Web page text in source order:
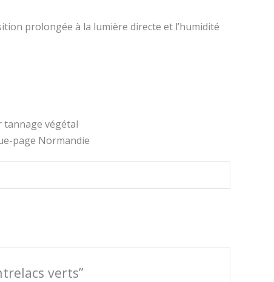
prolongée à la lumière directe et l’humidité
tannage végétal
page Normandie
verts”